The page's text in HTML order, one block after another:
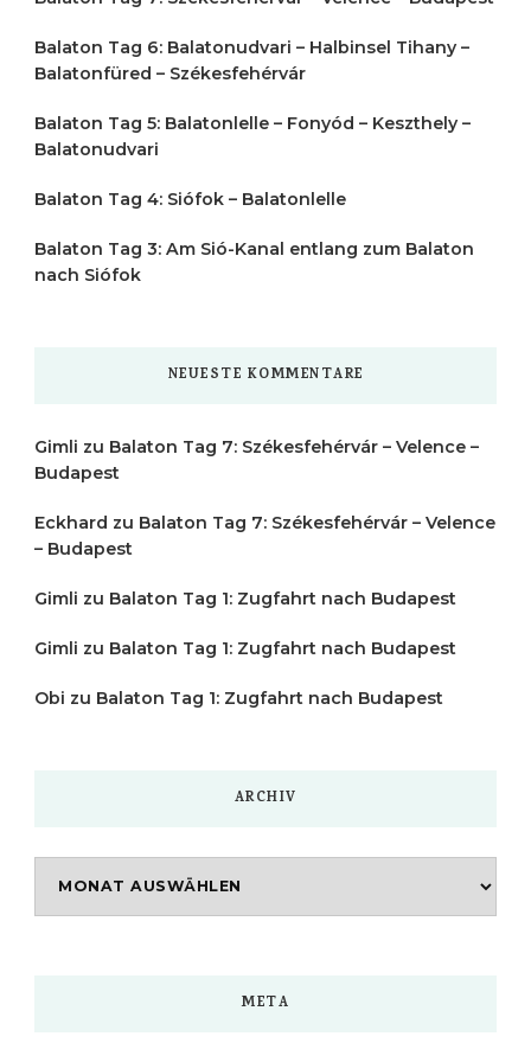
Balaton Tag 6: Balatonudvari – Halbinsel Tihany –
Balatonfüred – Székesfehérvár
Balaton Tag 5: Balatonlelle – Fonyód – Keszthely –
Balatonudvari
Balaton Tag 4: Siófok – Balatonlelle
Balaton Tag 3: Am Sió-Kanal entlang zum Balaton
nach Siófok
NEUESTE KOMMENTARE
Gimli zu Balaton Tag 7: Székesfehérvár – Velence –
Budapest
Eckhard zu Balaton Tag 7: Székesfehérvár – Velence
– Budapest
Gimli zu Balaton Tag 1: Zugfahrt nach Budapest
Gimli zu Balaton Tag 1: Zugfahrt nach Budapest
Obi zu Balaton Tag 1: Zugfahrt nach Budapest
ARCHIV
META